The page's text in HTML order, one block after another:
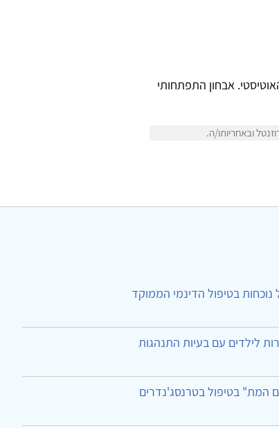
אבחון התפתחותי
ובאחריותו/ה.
בטיפול הדינמי הממוקד
לילדים עם בעיות התנהגות
המת" בטיפול בטרנסג'נדרים